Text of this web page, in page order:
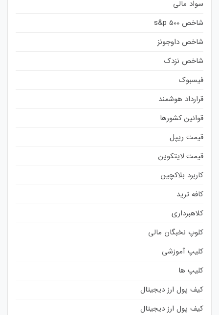
سواد مالی
شاخص s&p 500
شاخص داوجونز
شاخص نزدک
فیسبوک
قرارداد هوشمند
قوانین کشورها
قیمت ریپل
قیمت لایتکوین
کاربرد بلاکچین
کافه ترید
کلاهبرداری
کلوپ نخبگان مالی
کلیپ آموزشی
کلیپ ها
کیف پول ارز دیجیتال
کیف پول ارز دیجیتال